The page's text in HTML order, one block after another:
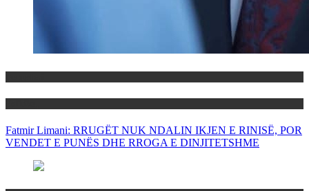
Fatmir Limani: RRUGËT NUK NDALIN IKJEN E RINISË, POR
VENDET E PUNËS DHE RROGA E DINJITETSHME